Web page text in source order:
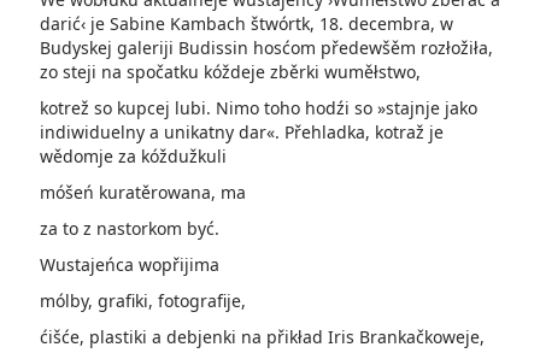
darić‹ je Sabine Kambach štwórtk, 18. decembra, w
Budyskej galeriji Budissin hosćom předewšěm rozłožiła,
zo steji na spočatku kóždeje zběrki wuměłstwo,
kotrež so kupcej lubi. Nimo toho hodźi so »stajnje jako
indiwiduelny a unikatny dar«. Přehladka, kotraž je
wědomje za kóždužkuli
móšeń kuratěrowana, ma
za to z nastorkom być.
Wustajeńca wopřijima­
mólby, grafiki, fotografije­,
ćišće, plastiki a debjenki na přikład Iris Brankačkoweje,